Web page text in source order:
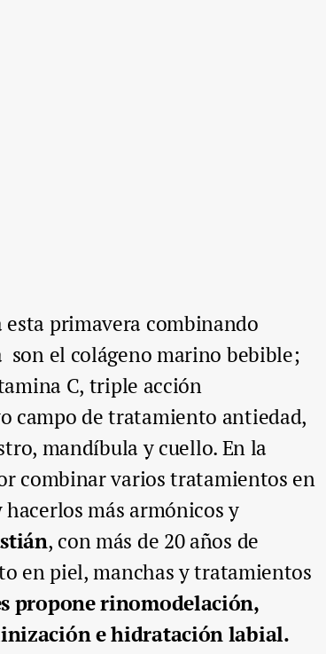
esta primavera combinando
el colágeno marino bebible;
C, triple acción
campo de tratamiento antiedad,
mandíbula y cuello. En la
combinar varios tratamientos en
más armónicos y
, con más de 20 años de
en piel, manchas y tratamientos
propone rinomodelación,
e hidratación labial.